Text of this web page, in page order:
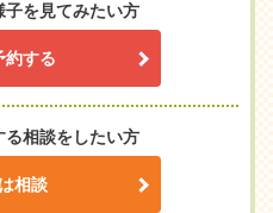
子を見てみたい方
約する
る相談をしたい方
相談